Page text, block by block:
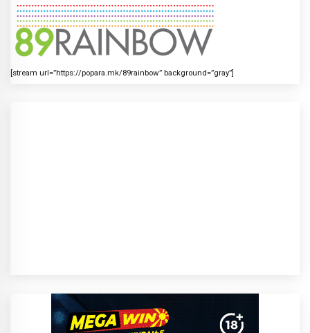
[stream url=”https://popara.mk/89rainbow” background=”gray”]